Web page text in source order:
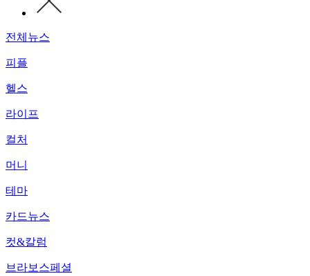
전체뉴스
피플
헬스
라이프
컬처
머니
테마
카드뉴스
컷&칼럼
브라보스페셜